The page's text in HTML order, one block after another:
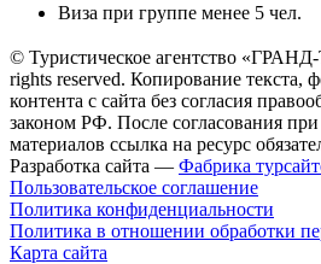
Виза при группе менее 5 чел.
© Туристическое агентство
rights reserved. Копирование текста,
контента с сайта без согласия
законом РФ. После согласования
материалов ссылка на ресурс
Разработка сайта — Фабрика
Пользовательское соглашение
Политика конфиденциальности
Политика в отношении обработки
Карта сайта